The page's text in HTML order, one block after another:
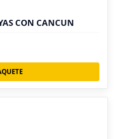
CON CANCUN